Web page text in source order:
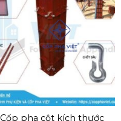
Cốp pha cột kích thước